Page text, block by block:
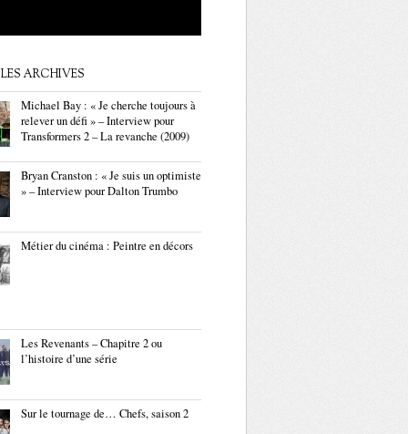
ARCHIVES
Michael Bay : « Je cherche toujours à
relever un défi » – Interview pour
Transformers 2 – La revanche (2009)
Bryan Cranston : « Je suis un optimiste
» – Interview pour Dalton Trumbo
Métier du cinéma : Peintre en décors
Les Revenants – Chapitre 2 ou
l’histoire d’une série
Sur le tournage de… Chefs, saison 2